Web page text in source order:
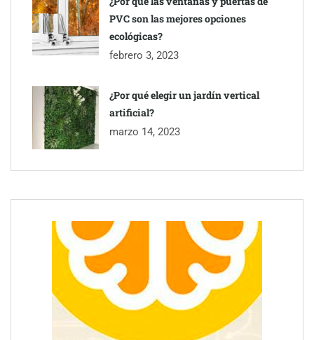
PVC son las mejores opciones
ecológicas?
febrero 3, 2023
¿Por qué elegir un jardín vertical
artificial?
marzo 14, 2023